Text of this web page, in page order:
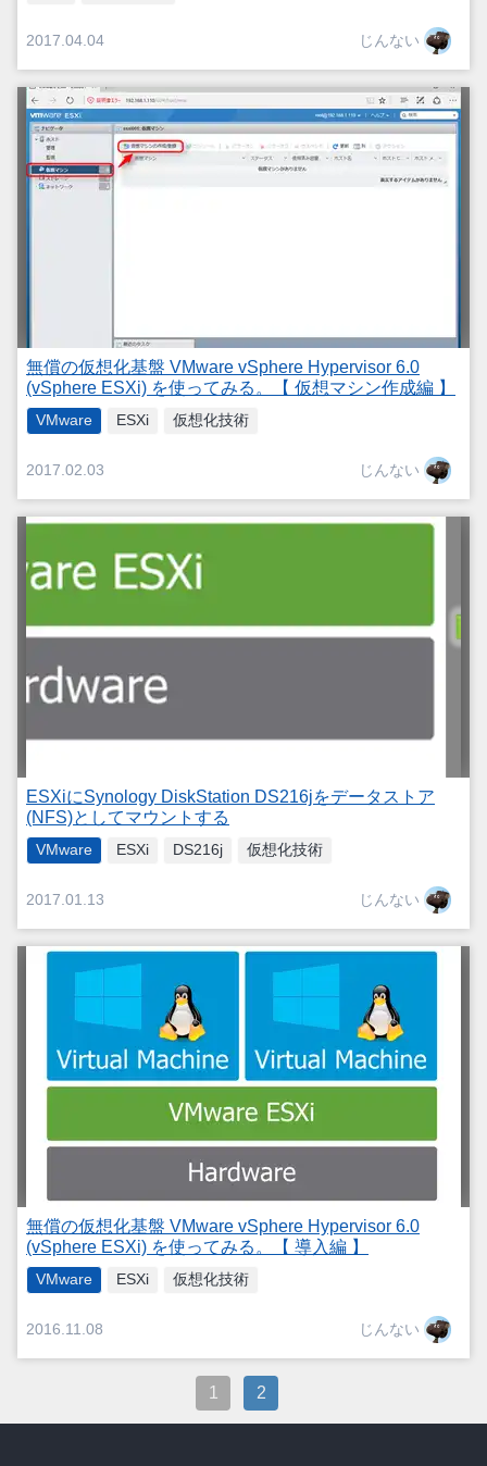
2017.04.04 じんない
無償の仮想化基盤 VMware vSphere Hypervisor 6.0
(vSphere ESXi) を使ってみる。【 仮想マシン作成編 】
VMware ESXi 仮想化技術
2017.02.03 じんない
ESXiにSynology DiskStation DS216jをデータストア
(NFS)としてマウントする
VMware ESXi DS216j 仮想化技術
2017.01.13 じんない
無償の仮想化基盤 VMware vSphere Hypervisor 6.0
(vSphere ESXi) を使ってみる。【 導入編 】
VMware ESXi 仮想化技術
2016.11.08 じんない
1 2